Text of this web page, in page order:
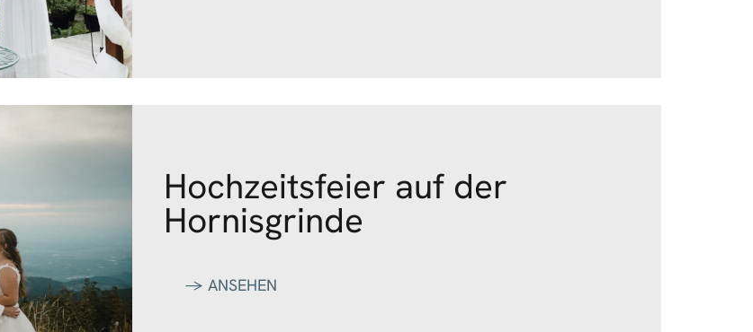
Hochzeitsfeier auf der
Hornisgrinde
‭→ ANSEHEN